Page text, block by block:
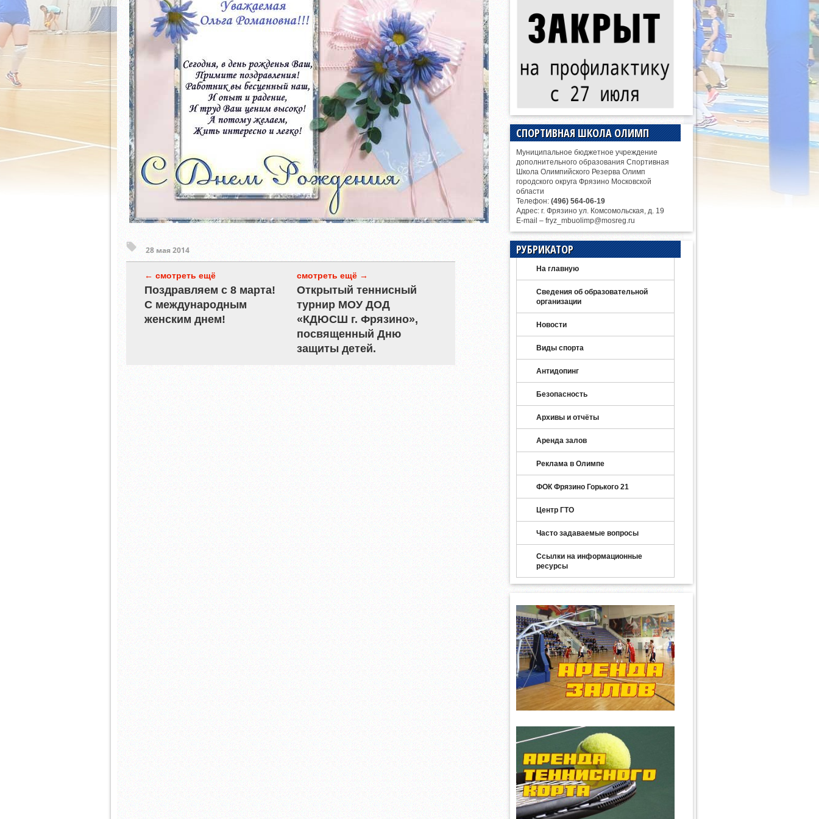
28 мая 2014
← смотреть ещё
Поздравляем с 8 марта!
С международным
женским днем!
смотреть ещё →
Открытый теннисный
турнир МОУ ДОД
«КДЮСШ г. Фрязино»,
посвященный Дню
защиты детей.
СПОРТИВНАЯ ШКОЛА ОЛИМП
Муниципальное бюджетное учреждение
дополнительного образования Спортивная
Школа Олимпийского Резерва Олимп
городского округа Фрязино Московской
области
Телефон: (496) 564-06-19
Адрес: г. Фрязино ул. Комсомольская, д. 19
E-mail – fryz_mbuolimp@mosreg.ru
РУБРИКАТОР
На главную
Сведения об образовательной
организации
Новости
Виды спорта
Антидопинг
Безопасность
Архивы и отчёты
Аренда залов
Реклама в Олимпе
ФОК Фрязино Горького 21
Центр ГТО
Часто задаваемые вопросы
Ссылки на информационные
ресурсы